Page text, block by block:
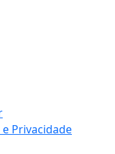
Privacidade